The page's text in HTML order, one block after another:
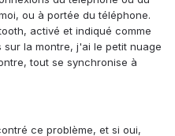
ou à portée du téléphone.
activé et indiqué comme
la montre, j'ai le petit nuage
tout se synchronise à
ce problème, et si oui,